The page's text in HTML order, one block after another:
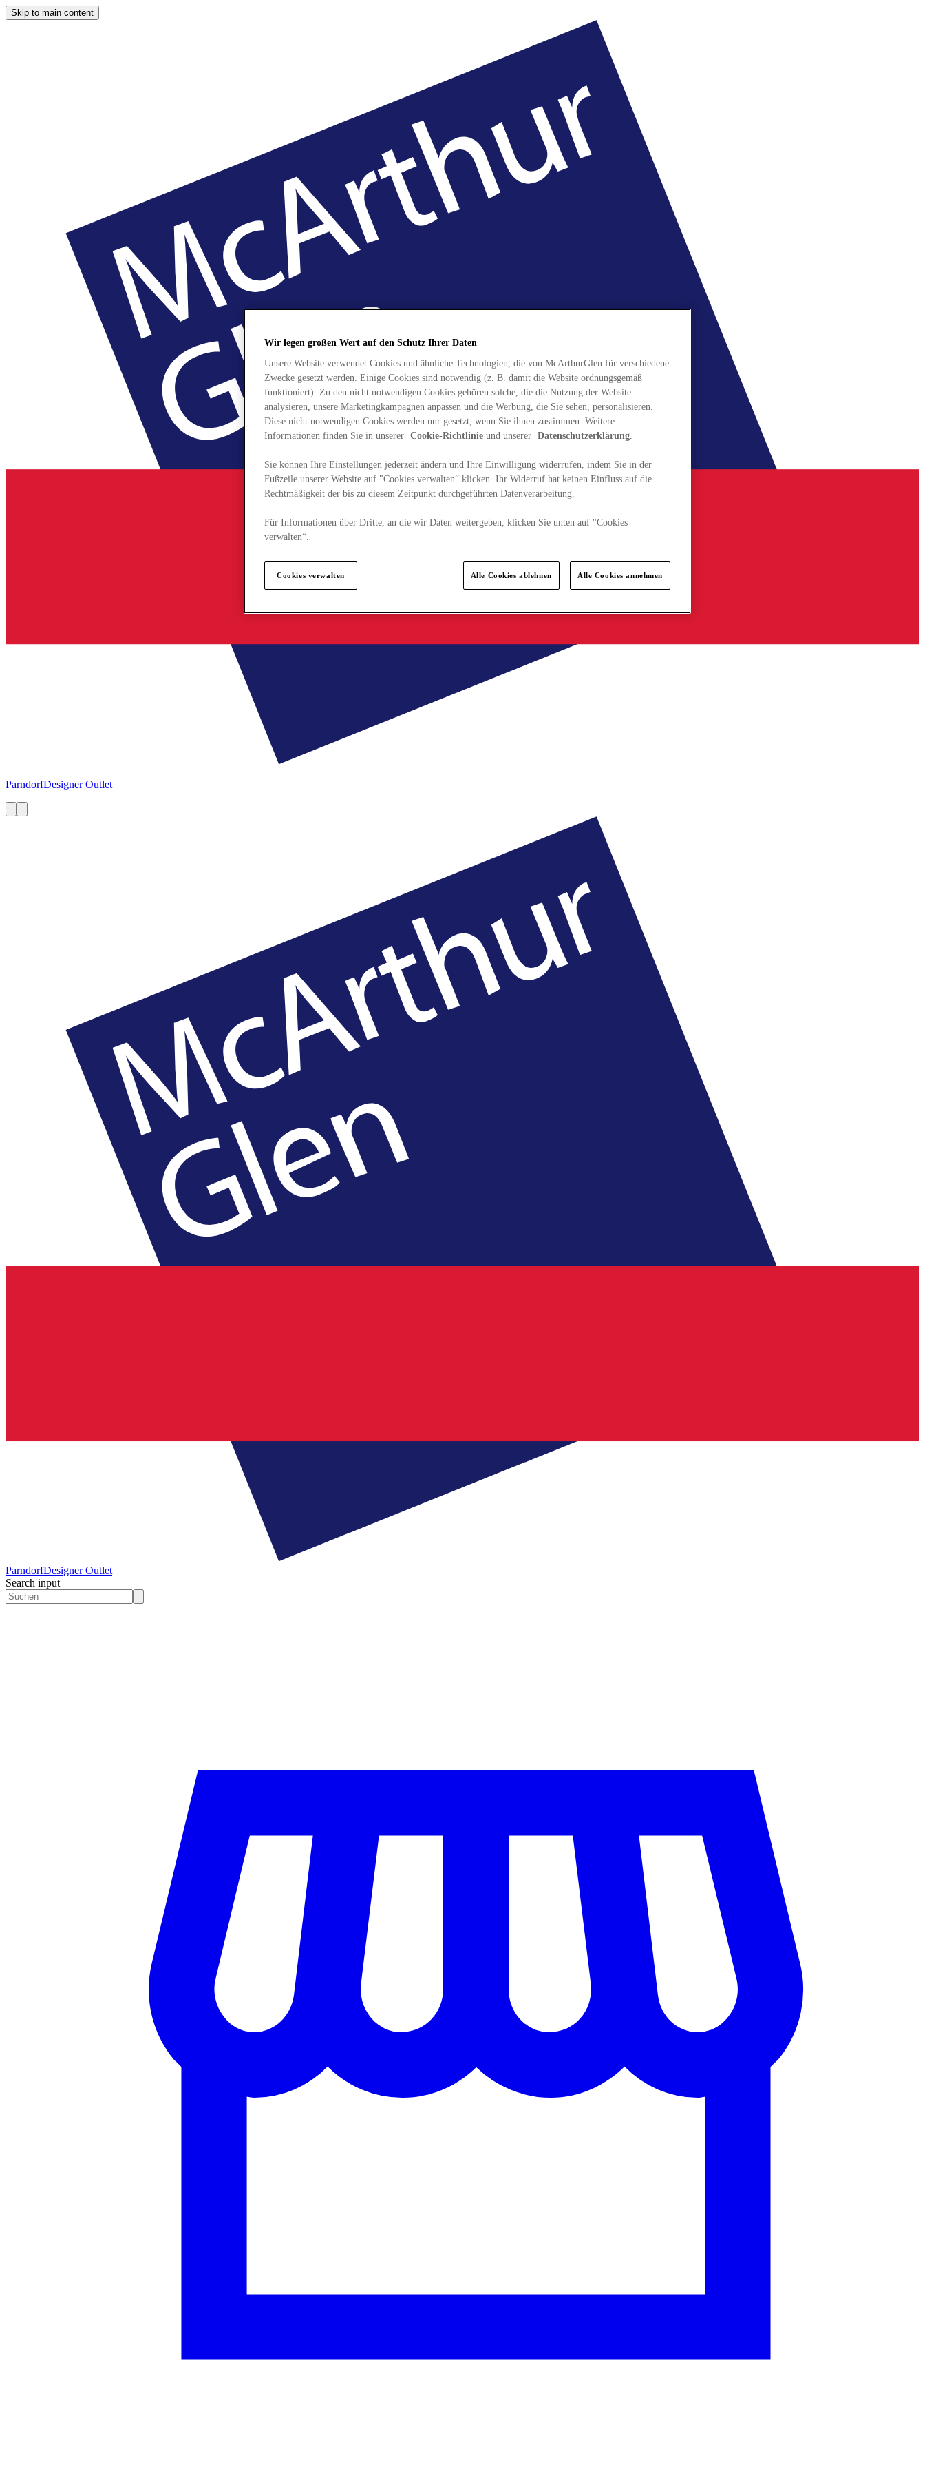
Skip to main content
ParndorfDesigner Outlet
ParndorfDesigner Outlet
Search input
Wir legen großen Wert auf den Schutz Ihrer Daten
Unsere Website verwendet Cookies und ähnliche Technologien, die von McArthurGlen für verschiedene
Zwecke gesetzt werden. Einige Cookies sind notwendig (z. B. damit die Website ordnungsgemäß
funktioniert). Zu den nicht notwendigen Cookies gehören solche, die die Nutzung der Website
analysieren, unsere Marketingkampagnen anpassen und die Werbung, die Sie sehen, personalisieren.
Diese nicht notwendigen Cookies werden nur gesetzt, wenn Sie ihnen zustimmen. Weitere
Informationen finden Sie in unserer Cookie-Richtlinie und unserer Datenschutzerklärung.
Sie können Ihre Einstellungen jederzeit ändern und Ihre Einwilligung widerrufen, indem Sie in der
Fußzeile unserer Website auf "Cookies verwalten“ klicken. Ihr Widerruf hat keinen Einfluss auf die
Rechtmäßigkeit der bis zu diesem Zeitpunkt durchgeführten Datenverarbeitung.
Für Informationen über Dritte, an die wir Daten weitergeben, klicken Sie unten auf "Cookies
verwalten“.
Cookies verwalten Alle Cookies ablehnen Alle Cookies annehmen